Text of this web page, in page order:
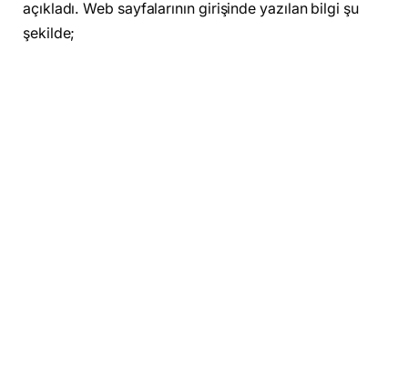
açıkladı. Web sayfalarının girişinde yazılan bilgi şu
şekilde;